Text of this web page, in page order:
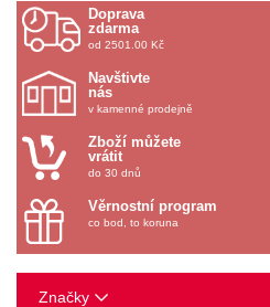
Doprava
zdarma
od 2501.00 Kč
Navštivte
nás
v kamenné prodejně
Zboží můžete
vrátit
do 30 dnů
Věrnostní program
co bod, to koruna
Značky